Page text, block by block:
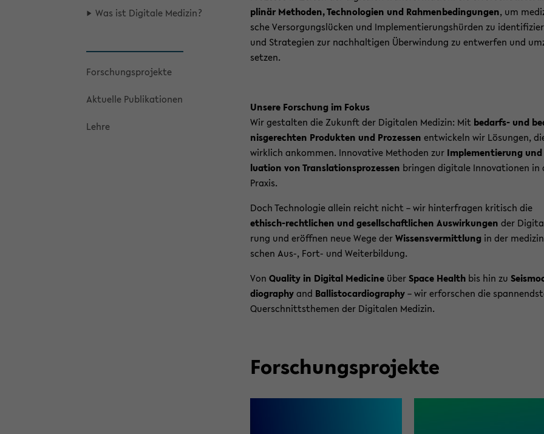
Was ist Di­gi­ta­le Me­di­zin?
For­schungs­pro­jek­te
Ak­tu­el­le Pu­bli­ka­tio­nen
Lehre
pli­när Me­tho­den, Tech­no­lo­gien und Rah­men­be­din­gun­gen, um
sche Ver­sor­gungs­lü­cken und Im­ple­men­tie­rungs­hür­den zu
und Stra­te­gien zur nach­hal­ti­gen Über­win­dung zu ent­wer­fen und
set­zen.
Un­se­re For­schung im Fokus
Wir ge­stal­ten die Zu­kunft der Di­gi­ta­len Me­di­zin: Mit bedarfs-​ und
nis­ge­rech­ten Pro­duk­ten und Pro­zes­sen ent­wi­ckeln wir Lö­sun­gen,
wirk­lich an­kom­men. In­no­va­ti­ve Me­tho­den zur Im­ple­men­tie­rung
lua­ti­on von Trans­la­ti­ons­pro­zes­sen brin­gen di­gi­ta­le In­no­va­tio­nen in
Pra­xis.
Doch Tech­no­lo­gie al­lein reicht nicht – wir hin­ter­fra­gen kri­tisch die
ethisch-​rechtlichen und ge­sell­schaft­li­chen Aus­wir­kun­gen der
rung und er­öff­nen neue Wege derWis­sens­ver­mitt­lung in der
schen Aus-, Fort- und Wei­ter­bil­dung.
Von Qua­li­ty in Di­gi­tal Me­di­ci­ne überSpace Health bis hin zu
dio­gra­phyand Bal­listo­car­dio­gra­phy– wir er­for­schen die
Quer­schnitts­the­men der Di­gi­ta­len Me­di­zin.
For­schungs­pro­jek­te